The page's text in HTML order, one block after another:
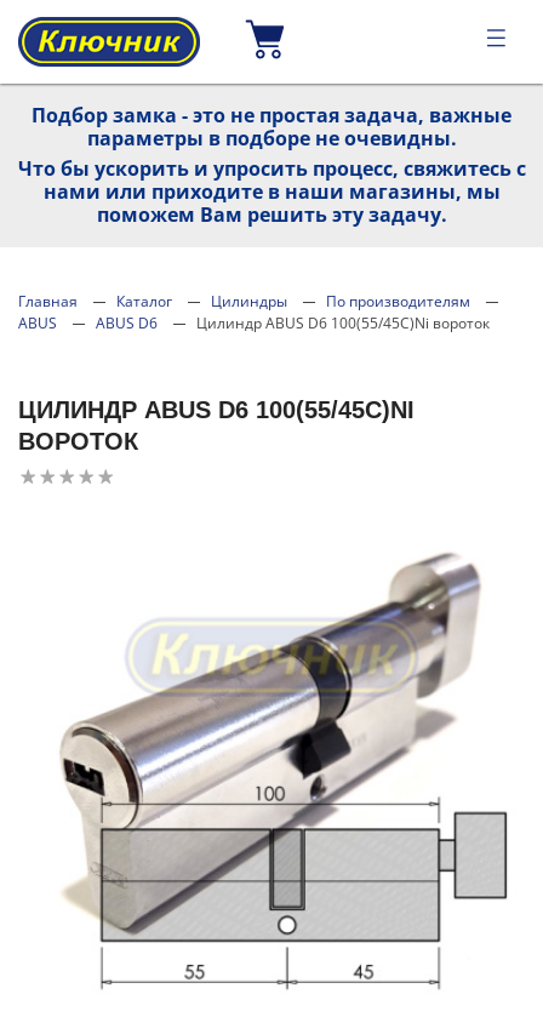
Подбор замка - это не простая задача, важные
параметры в подборе не очевидны.
Что бы ускорить и упросить процесс, свяжитесь с
нами или приходите в наши магазины, мы
поможем Вам решить эту задачу.
Главная Каталог Цилиндры
По производителям
ABUS
ABUS D6 Цилиндр ABUS D6 100(55/45C)Ni вороток
ЦИЛИНДР ABUS D6 100(55/45C)NI
ВОРОТОК